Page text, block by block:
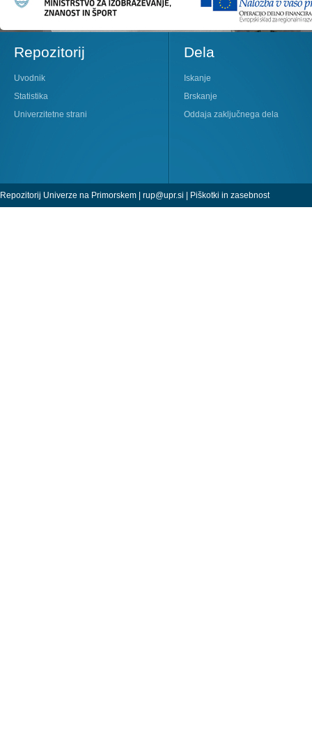
Repozitorij
Uvodnik
Statistika
Univerzitetne strani
Dela
Iskanje
Brskanje
Oddaja zaključnega dela
Repozitorij Univerze na Primorskem | rup@upr.si | Piškotki in zasebnost